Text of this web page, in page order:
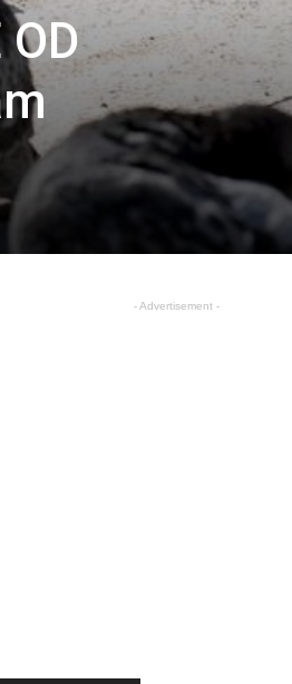
OD
- Advertisement -